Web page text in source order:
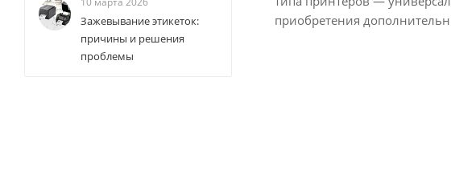
приобретения
Зажевывание этикеток:
причины и решения
проблемы